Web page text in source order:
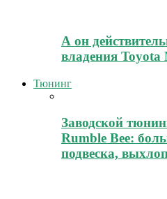
А он
владения
Тюнинг
Заводской
Rumble Bee:
подвеска,